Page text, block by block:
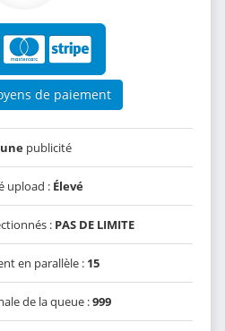
de paiement
publicité
upload : Élevé
: PAS DE LIMITE
en parallèle : 15
de la queue :999